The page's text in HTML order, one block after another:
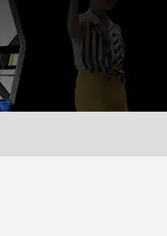
Pусский
Nederlands
Português
Français
English